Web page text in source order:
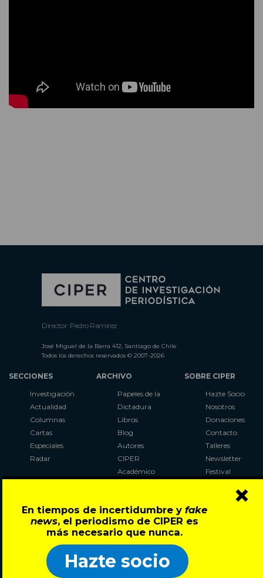
En tiempos de incertidumbre y fake
news, el periodismo de CIPER es
más necesario que nunca.
Hazte socio
×
Director: Pedro Ramírez
José Miguel de la Barra 412, Santiago de Chile
Todos los derechos reservados © 2007-2026
SECCIONES
Investigación
Actualidad
Columnas
Cartas
Especiales
Radar
ARCHIVO
Papeles de la
Dictadura
Libros
Blog
Autores
CIPER
Académico
Al Plebiscito
con CIPER
SOBRE CIPER
Hazte Socio
Nosotros
Donaciones
Contacto
Talleres
Newsletter
Festival